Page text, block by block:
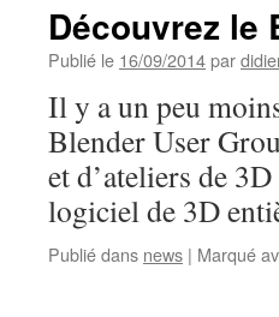
Découvrez le
Publié le 16/09/2014par
Il y a un peu
Blender User
et d’ateliers de
logiciel de 3D
Publié dans news | Marqué